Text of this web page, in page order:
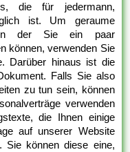
die für jedermann,
ist. Um geraume
der Sie ein paar
können, verwenden Sie
Darüber hinaus ist die
Falls Sie also
zu tun sein, können
verwenden
die Ihnen einige
auf unserer Website
Sie können diese eine,